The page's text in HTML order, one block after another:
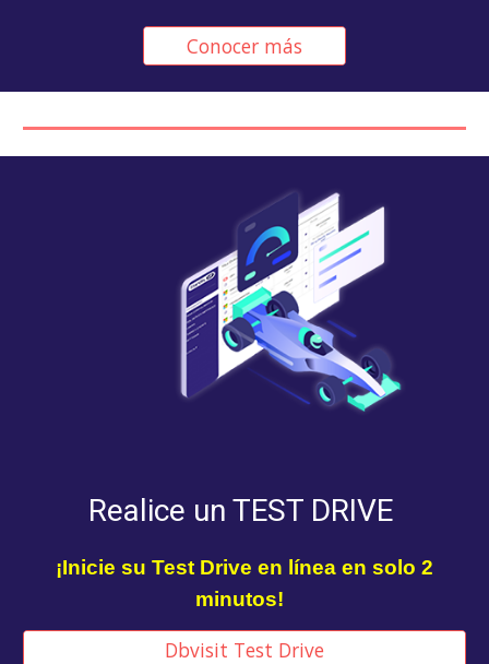
Conocer más
Realice un TEST DRIVE
¡Inicie su Test Drive en línea en solo 2
minutos!
Dbvisit Test Drive